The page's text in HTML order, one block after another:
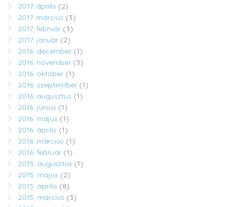
2017. április (2)
2017. március (3)
2017. február (3)
2017. január (2)
2016. december (1)
2016. november (3)
2016. október (1)
2016. szeptember (1)
2016. augusztus (1)
2016. június (1)
2016. május (1)
2016. április (1)
2016. március (1)
2016. február (1)
2015. augusztus (1)
2015. május (2)
2015. április (8)
2015. március (3)